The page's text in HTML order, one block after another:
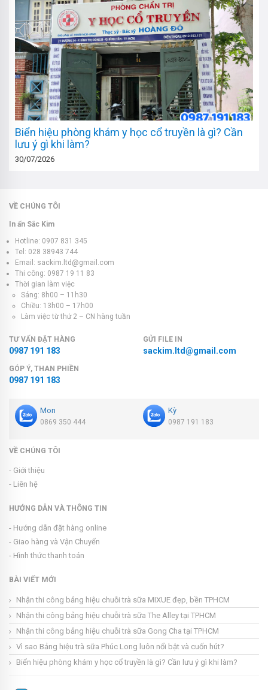
Biển hiệu phòng khám y học cổ truyền là gì? Cần
lưu ý gì khi làm?
30/07/2026
VỀ CHÚNG TÔI
In ấn Sắc Kim
Hotline: 0907 831 345
Tel: 028 38943 744
Email: sackim.ltd@gmail.com
Thi công: 0987 19 11 83
Thời gian làm việc
Sáng: 8h00 – 11h30
Chiều: 13h00 – 17h00
Làm việc từ thứ 2 – CN hàng tuần
TƯ VẤN ĐẶT HÀNG
0987 191 183
GỬI FILE IN
sackim.ltd@gmail.com
GÓP Ý, THAN PHIỀN
0987 191 183
Mon
0869 350 444
Kỳ
0987 191 183
VỀ CHÚNG TÔI
- Giới thiệu
- Liên hệ
HƯỚNG DẪN VÀ THÔNG TIN
- Hướng dẫn đặt hàng online
- Giao hàng và Vận Chuyển
- Hình thức thanh toán
BÀI VIẾT MỚI
Nhận thi công bảng hiệu chuỗi trà sữa MIXUE đẹp, bền TPHCM
Nhận thi công bảng hiệu chuỗi trà sữa The Alley tại TPHCM
Nhận thi công bảng hiệu chuỗi trà sữa Gong Cha tại TPHCM
Vì sao Bảng hiệu trà sữa Phúc Long luôn nổi bật và cuốn hút?
Biển hiệu phòng khám y học cổ truyền là gì? Cần lưu ý gì khi làm?